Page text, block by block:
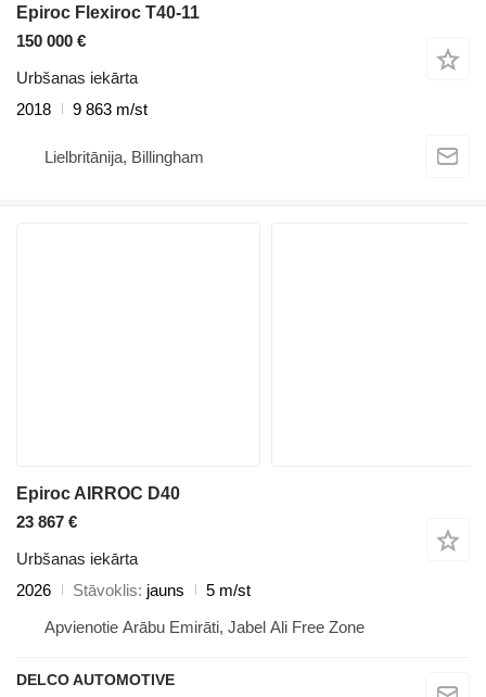
Epiroc Flexiroc T40-11
150 000 €
Urbšanas iekārta
2018
9 863 m/st
Lielbritānija, Billingham
Epiroc AIRROC D40
23 867 €
Urbšanas iekārta
2026
Stāvoklis jauns
5 m/st
Apvienotie Arābu Emirāti, Jabel Ali Free Zone
DELCO AUTOMOTIVE